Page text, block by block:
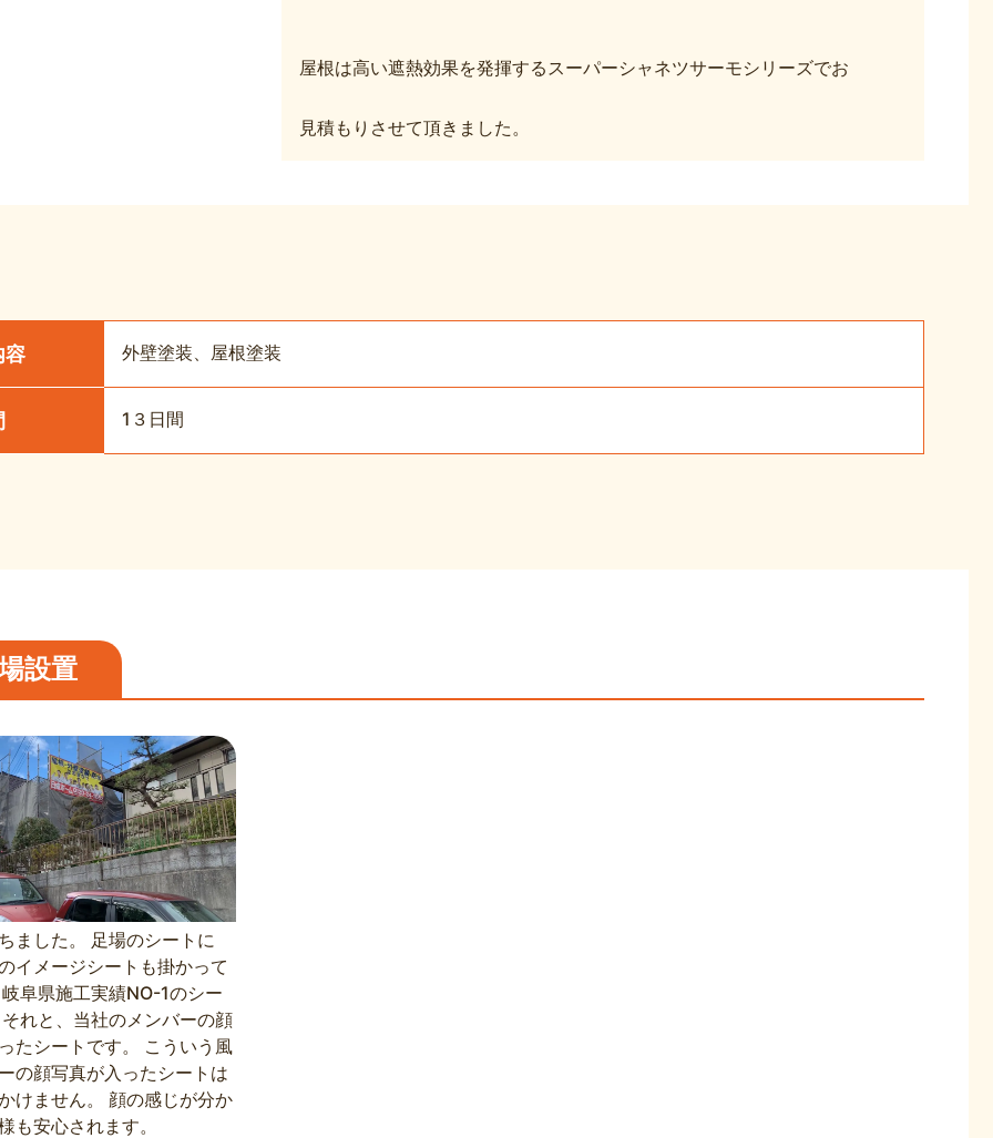
屋根は高い遮熱効果を発揮するスーパーシャネツサーモシリーズでお
見積もりさせて頂きました。
容 外壁塗装、屋根塗装
1３日間
設置
ました。 足場のシートに
イメージシートも掛かって
阜県施工実績NO-1のシー
れと、当社のメンバーの顔
たシートです。 こういう風
の顔写真が入ったシートは
けません。 顔の感じが分か
も安心されます。